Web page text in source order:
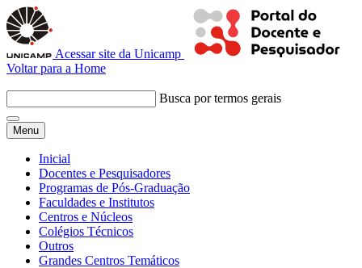
Acessar site da Unicamp
Voltar para a Home
Busca por termos gerais
Menu
Inicial
Docentes e Pesquisadores
Programas de Pós-Graduação
Faculdades e Institutos
Centros e Núcleos
Colégios Técnicos
Outros
Grandes Centros Temáticos